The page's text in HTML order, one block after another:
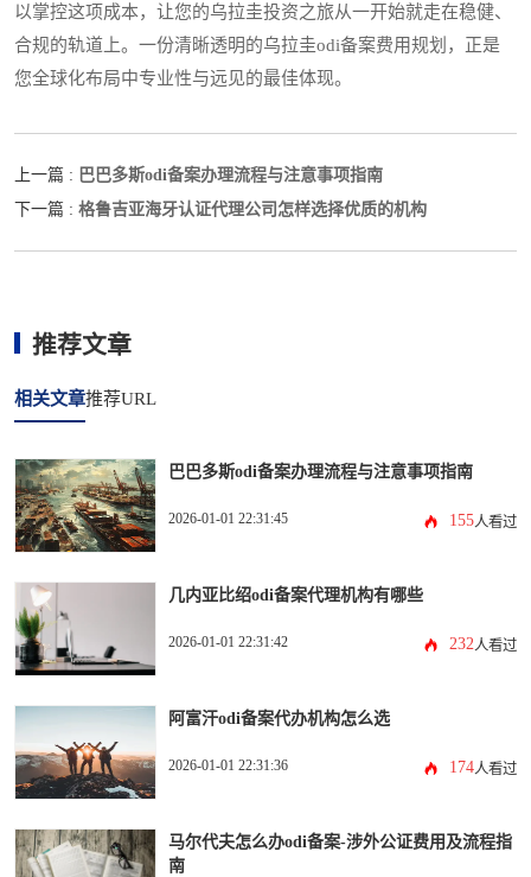
以掌控这项成本，让您的乌拉圭投资之旅从一开始就走在稳健、
合规的轨道上。一份清晰透明的乌拉圭odi备案费用规划，正是
您全球化布局中专业性与远见的最佳体现。
上一篇 : 巴巴多斯odi备案办理流程与注意事项指南
下一篇 : 格鲁吉亚海牙认证代理公司怎样选择优质的机构
推荐文章
相关文章推荐URL
巴巴多斯odi备案办理流程与注意事项指南
2026-01-01 22:31:45 155人看过
几内亚比绍odi备案代理机构有哪些
2026-01-01 22:31:42 232人看过
阿富汗odi备案代办机构怎么选
2026-01-01 22:31:36 174人看过
马尔代夫怎么办odi备案-涉外公证费用及流程指
南